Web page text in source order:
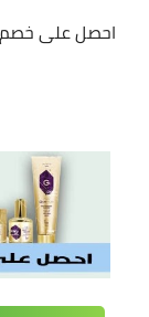
احصل على